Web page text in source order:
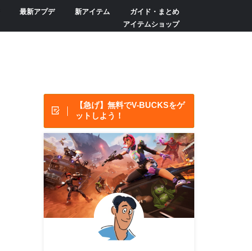
最新アプデ 新アイテム
ガイド・まとめ
アイテムショップ
【急げ】無料でV-BUCKSをゲ
ットしよう！